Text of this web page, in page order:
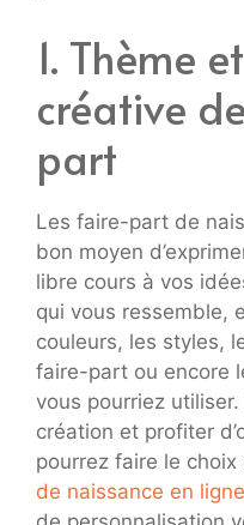
1. Thème
créative
part
Les faire-part de
bon moyen
libre cours à vos
qui vous ressemble,
couleurs, les styles,
faire-part ou encore
vous pourriez
création et profiter
pourrez faire le
de naissance en ligne